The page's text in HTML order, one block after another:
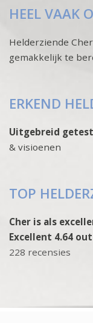
HEEL VAAK
Helderziende
gemakkelijk te
ERKEND
Uitgebreid getest
& visioenen
TOP
Cher is als
Excellent 4.64
228 recensies